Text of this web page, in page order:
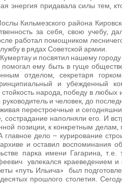
энергия придавала силы тем,
Кильмезского района
за себя, свою учебу,
работал помощником
в рядах Советской армии.
и посвятил нашему
ему быть в гуще
отделом, секретаря
и убежденный
народа, победу в любых
и человек, до
перестроечные и
сострадание наполняли его. И
позиции, к конкретным
дело – курирование
и оставил воспоминания
парка имени Гагарина, т.е.
увлекался краеведением
«путь Ильича» был
прошлого столетия.